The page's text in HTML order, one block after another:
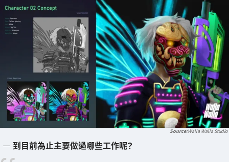
Walla Walla Studio
― 到目前為止主要做過哪些工作呢？